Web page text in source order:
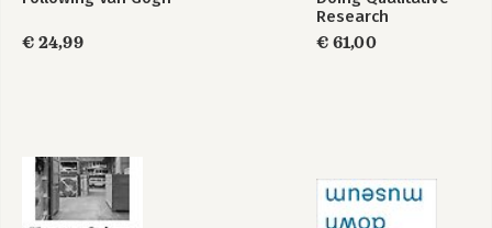
€ 24,99
Research
€ 61,00